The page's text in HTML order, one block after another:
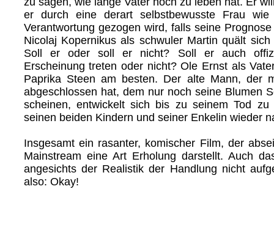
er durch eine derart selbstbewusste Frau
Verantwortung gezogen wird, falls seine
Nicolaj Kopernikus als schwuler Martin quält sich
Soll er oder soll er nicht? Soll er auch
Erscheinung treten oder nicht? Ole Ernst als
Paprika Steen am besten. Der alte Mann, der
abgeschlossen hat, dem nur noch seine Blumen
scheinen, entwickelt sich bis zu seinem Tod zu
seinen beiden Kindern und seiner Enkelin wieder
Insgesamt ein rasanter, komischer Film, der
Mainstream eine Art Erholung darstellt. Auch
angesichts der Realistik der Handlung nicht
also: Okay!